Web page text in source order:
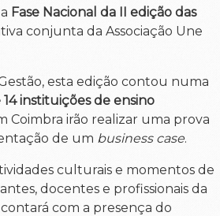
Fase Nacional da II edição das
conjunta da Associação Une
esta edição contou numa
14 instituições de ensino
Coimbra irão realizar uma prova
de um business case.
culturais e momentos de
docentes e profissionais da
com a presença do